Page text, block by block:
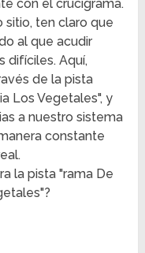
con el crucigrama.
sitio, ten claro que
al que acudir
difíciles. Aquí,
de la pista
Los Vegetales", y
a nuestro sistema
constante
la pista "rama De